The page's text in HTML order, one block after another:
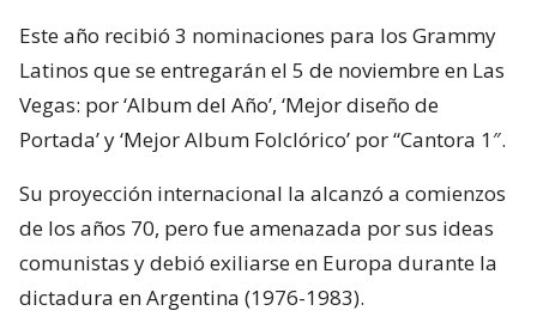
Este año recibió 3 nominaciones para los Grammy
Latinos que se entregarán el 5 de noviembre en Las
Vegas: por ‘Album del Año’, ‘Mejor diseño de
Portada’ y ‘Mejor Album Folclórico’ por “Cantora 1″.
Su proyección internacional la alcanzó a comienzos
de los años 70, pero fue amenazada por sus ideas
comunistas y debió exiliarse en Europa durante la
dictadura en Argentina (1976-1983).